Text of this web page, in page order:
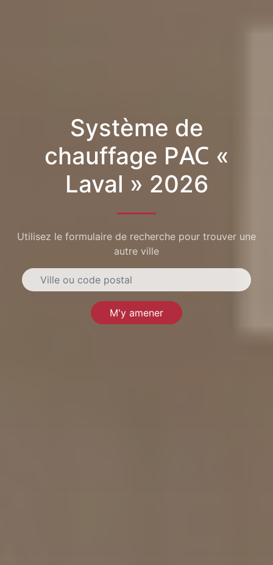
Système de
chauffage PAC «
Laval » 2026
Utilisez le formulaire de recherche pour trouver une
autre ville
M'y amener